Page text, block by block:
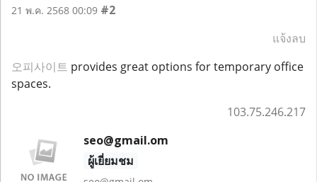
21 พ.ค. 2568 00:09 #2
แจ้งลบ
오피사이트 provides great options for temporary office
spaces.
103.75.246.217
seo@gmail.om
ผู้เยี่ยมชม